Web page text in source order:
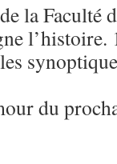
la Faculté
du